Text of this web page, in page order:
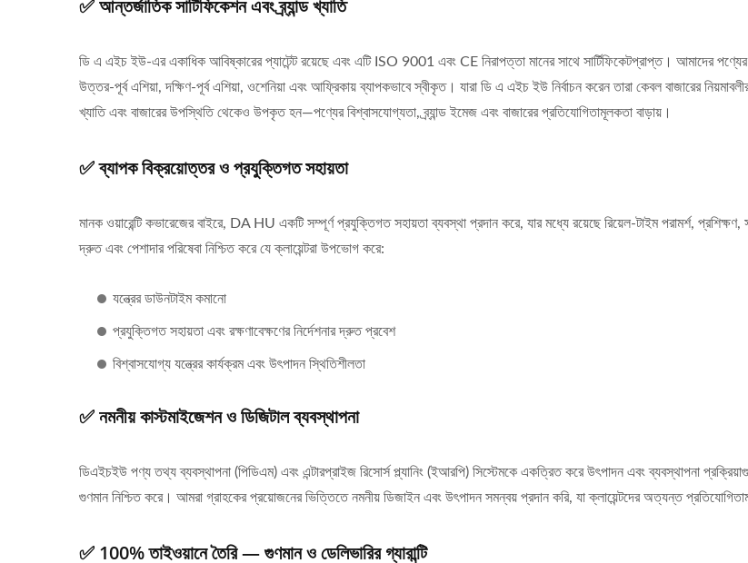
✅ আন্তর্জাতিক সার্টিফিকেশন এবং ব্র্যান্ড খ্যাতি
ডি এ এইচ ইউ-এর একাধিক আবিষ্কারের প্যাটেন্ট রয়েছে এবং এটি ISO 9001 এবং CE নিরাপত্তা মানের সাথে সার্টিফিকেটপ্রাপ্ত। আমাদের
উত্তর-পূর্ব এশিয়া, দক্ষিণ-পূর্ব এশিয়া, ওশেনিয়া এবং আফ্রিকায় ব্যাপকভাবে স্বীকৃত। যারা ডি এ এইচ ইউ নির্বাচন করেন তারা কেবল বাজারের
খ্যাতি এবং বাজারের উপস্থিতি থেকেও উপকৃত হন—পণ্যের বিশ্বাসযোগ্যতা, ব্র্যান্ড ইমেজ এবং বাজারের প্রতিযোগিতামূলকতা বাড়ায়।
✅ ব্যাপক বিক্রয়োত্তর ও প্রযুক্তিগত সহায়তা
মানক ওয়ারেন্টি কভারেজের বাইরে, DA HU একটি সম্পূর্ণ প্রযুক্তিগত সহায়তা ব্যবস্থা প্রদান করে, যার মধ্যে রয়েছে রিয়েল-টাইম পরামর্শ,
দ্রুত এবং পেশাদার পরিষেবা নিশ্চিত করে যে ক্লায়েন্টরা উপভোগ করে:
যন্ত্রের ডাউনটাইম কমানো
প্রযুক্তিগত সহায়তা এবং রক্ষণাবেক্ষণের নির্দেশনার দ্রুত প্রবেশ
বিশ্বাসযোগ্য যন্ত্রের কার্যক্রম এবং উৎপাদন স্থিতিশীলতা
✅ নমনীয় কাস্টমাইজেশন ও ডিজিটাল ব্যবস্থাপনা
ডিএইচইউ পণ্য তথ্য ব্যবস্থাপনা (পিডিএম) এবং এন্টারপ্রাইজ রিসোর্স প্ল্যানিং (ইআরপি) সিস্টেমকে একত্রিত করে উৎপাদন এবং ব্যবস্থাপনা
গুণমান নিশ্চিত করে। আমরা গ্রাহকের প্রয়োজনের ভিত্তিতে নমনীয় ডিজাইন এবং উৎপাদন সমন্বয় প্রদান করি, যা ক্লায়েন্টদের অত্যন্ত
✅ 100% তাইওয়ানে তৈরি — গুণমান ও ডেলিভারির গ্যারান্টি